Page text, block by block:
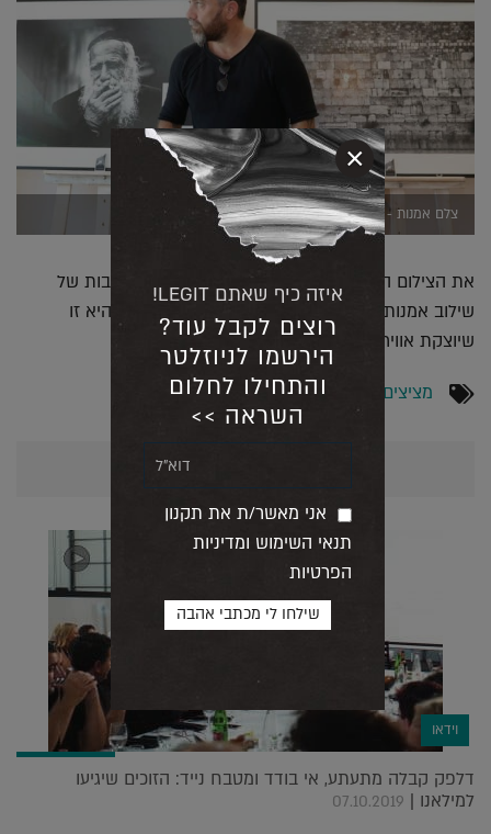
צלם אמנות - שי אשכנזי (צילום: אור גפן)
את הצילום הזה בחרתי על מנת להמחיש את החשיבות של
שילוב אמנות בכל פרויקט עיצוב באשר הוא. אמנות היא זו
שיוצקת אווירה והופכת מקום לבית.
מציצים עיצוב פנים
אולי יעניין אותך גם...
וידאו
דלפק קבלה מתעתע, אי בודד ומטבח נייד: הזוכים שיגיעו
למילאנו | 07.10.2019
איזה כיף שאתם LEGIT!
רוצים לקבל עוד?
הירשמו לניוזלטר
והתחילו לחלום
השראה >>
אני מאשר/ת את תקנון
תנאי השימוש ומדיניות
הפרטיות
×